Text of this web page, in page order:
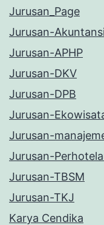
Jurusan_Page
Jurusan-Akuntansi
Jurusan-APHP
Jurusan-DKV
Jurusan-DPB
Jurusan-
Jurusan-
Jurusan-
Jurusan-TBSM
Jurusan-TKJ
Karya Cendika